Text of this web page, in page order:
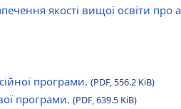
якості вищої освіти про
програми. (PDF, 556.2 KiB)
програми. (PDF, 639.5 KiB)